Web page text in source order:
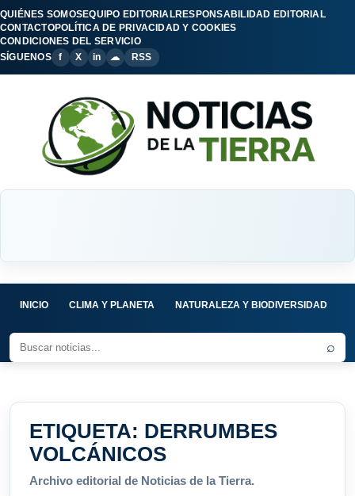
QUIÉNES SOMOSEQUIPO EDITORIALRESPONSABILIDAD EDITORIAL
CONTACTOPOLÍTICA DE PRIVACIDAD Y COOKIES
CONDICIONES DEL SERVICIO
SÍGUENOS
f X in ☁ RSS
INICIO CLIMA Y PLANETA NATURALEZA Y BIODIVERSIDAD
⌕
ETIQUETA: DERRUMBES
VOLCÁNICOS
Archivo editorial de Noticias de la Tierra.